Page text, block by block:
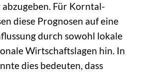
Für Korntal-
diese Prognosen auf eine
durch sowohl lokale
Wirtschaftslagen hin. In
dies bedeuten, dass